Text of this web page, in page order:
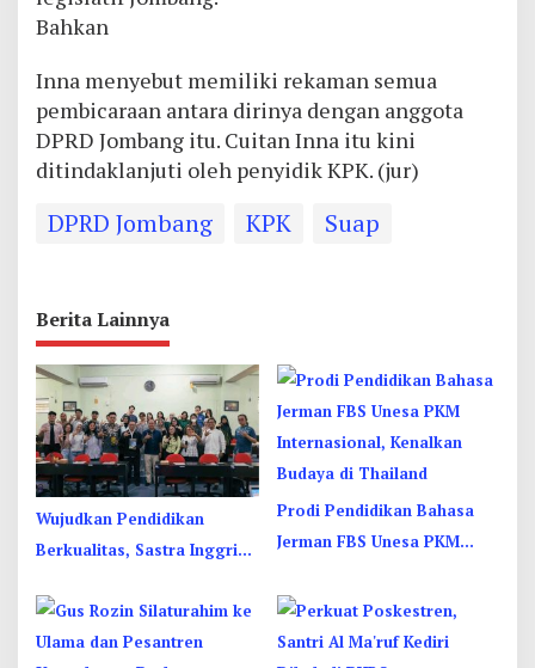
Bahkan
Inna menyebut memiliki rekaman semua
pembicaraan antara dirinya dengan anggota
DPRD Jombang itu. Cuitan Inna itu kini
ditindaklanjuti oleh penyidik KPK. (jur)
DPRD Jombang KPK Suap
Berita Lainnya
Wujudkan Pendidikan
Berkualitas, Sastra Inggris
Interkultural
Prodi Pendidikan Bahasa
Jerman FBS Unesa PKM
Budaya di Thailand